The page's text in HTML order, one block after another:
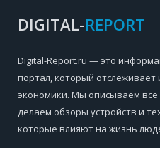
DIGITAL-REPORT
Digital-Report.ru — это
портал, который
экономики. Мы описываем все
делаем обзоры устройств и
которые влияют на жизнь